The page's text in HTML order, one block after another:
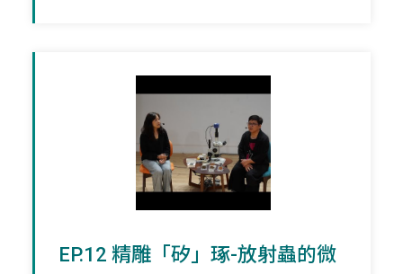
EP.12 精雕「矽」琢-放射蟲的微